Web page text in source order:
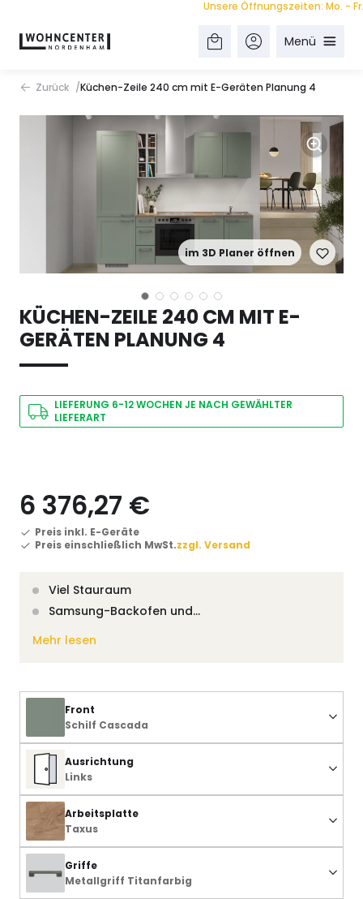
Unsere Öffnungszeiten: Mo. - Fr.
Menü
Zurück Küchen-Zeile 240 cm mit E-Geräten Planung 4
im 3D Planer öffnen
KÜCHEN-ZEILE 240 CM MIT E-
GERÄTEN PLANUNG 4
LIEFERUNG 6-12 WOCHEN JE NACH GEWÄHLTER
LIEFERART
6 376,27 €
Preis inkl. E-Geräte
Preis einschließlich MwSt.zzgl. Versand
Viel Stauraum
Samsung-Backofen und…
Mehr lesen
Front
Schilf Cascada
Ausrichtung
Links
Arbeitsplatte
Taxus
Griffe
Metallgriff Titanfarbig